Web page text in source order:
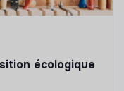
écologique